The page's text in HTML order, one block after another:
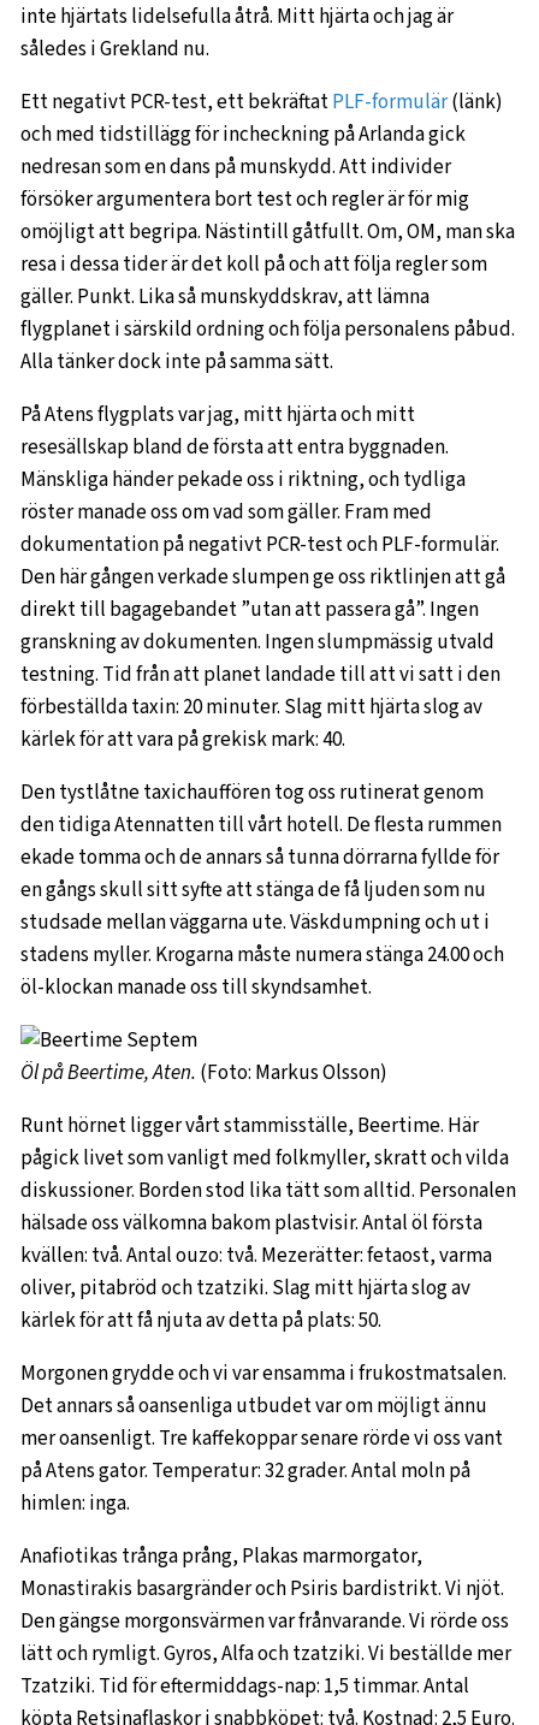
inte hjärtats lidelsefulla åtrå. Mitt hjärta och jag är
således i Grekland nu.
Ett negativt PCR-test, ett bekräftatPLF-formulär(länk)
och med tidstillägg för incheckning på Arlanda gick
nedresan som en dans på munskydd. Att individer
försöker argumentera bort test och regler är för mig
omöjligt att begripa. Nästintill gåtfullt. Om, OM, man ska
resa i dessa tider är det koll på och att följa regler som
gäller. Punkt. Lika så munskyddskrav, att lämna
flygplanet i särskild ordning och följa personalens påbud.
Alla tänker dock inte på samma sätt.
På Atens flygplats var jag, mitt hjärta och mitt
resesällskap bland de första att entra byggnaden.
Mänskliga händer pekade oss i riktning, och tydliga
röster manade oss om vad som gäller. Fram med
dokumentation på negativt PCR-test och PLF-formulär.
Den här gången verkade slumpen ge oss riktlinjen att gå
direkt till bagagebandet ”utan att passera gå”. Ingen
granskning av dokumenten. Ingen slumpmässig utvald
testning. Tid från att planet landade till att vi satt i den
förbeställda taxin: 20 minuter. Slag mitt hjärta slog av
kärlek för att vara på grekisk mark: 40.
Den tystlåtne taxichauffören tog oss rutinerat genom
den tidiga Atennatten till vårt hotell. De flesta rummen
ekade tomma och de annars så tunna dörrarna fyllde för
en gångs skull sitt syfte att stänga de få ljuden som nu
studsade mellan väggarna ute. Väskdumpning och ut i
stadens myller. Krogarna måste numera stänga 24.00 och
öl-klockan manade oss till skyndsamhet.
Öl på Beertime, Aten. (Foto: Markus Olsson)
Runt hörnet ligger vårt stammisställe, Beertime. Här
pågick livet som vanligt med folkmyller, skratt och vilda
diskussioner. Borden stod lika tätt som alltid. Personalen
hälsade oss välkomna bakom plastvisir. Antal öl första
kvällen: två. Antal ouzo: två. Mezerätter: fetaost, varma
oliver, pitabröd och tzatziki. Slag mitt hjärta slog av
kärlek för att få njuta av detta på plats: 50.
Morgonen grydde och vi var ensamma i frukostmatsalen.
Det annars så oansenliga utbudet var om möjligt ännu
mer oansenligt. Tre kaffekoppar senare rörde vi oss vant
på Atens gator. Temperatur: 32 grader. Antal moln på
himlen: inga.
Anafiotikas trånga prång, Plakas marmorgator,
Monastirakis basargränder och Psiris bardistrikt. Vi njöt.
Den gängse morgonsvärmen var frånvarande. Vi rörde oss
lätt och rymligt. Gyros, Alfa och tzatziki. Vi beställde mer
Tzatziki. Tid för eftermiddags-nap: 1,5 timmar. Antal
köpta Retsinaflaskor i snabbköpet: två. Kostnad: 2,5 Euro.